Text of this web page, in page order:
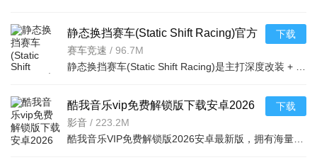
静态换挡赛车(Static Shift Racing)官方
下载v118.5.0高画质改装漂移竞速手游
赛车竞速 / 96.7M
下载
酷我音乐vip免费解锁版下载安卓2026
最新版v12.1.8.3 2026免费安卓版
影音 / 223.2M
下载